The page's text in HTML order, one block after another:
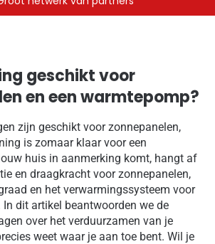
geschikt voor
en een warmtepomp?
zijn geschikt voor zonnepanelen,
is zomaar klaar voor een
huis in aanmerking komt, hangt af
en draagkracht voor zonnepanelen,
en het verwarmingssysteem voor
dit artikel beantwoorden we de
over het verduurzamen van je
weet waar je aan toe bent. Wil je